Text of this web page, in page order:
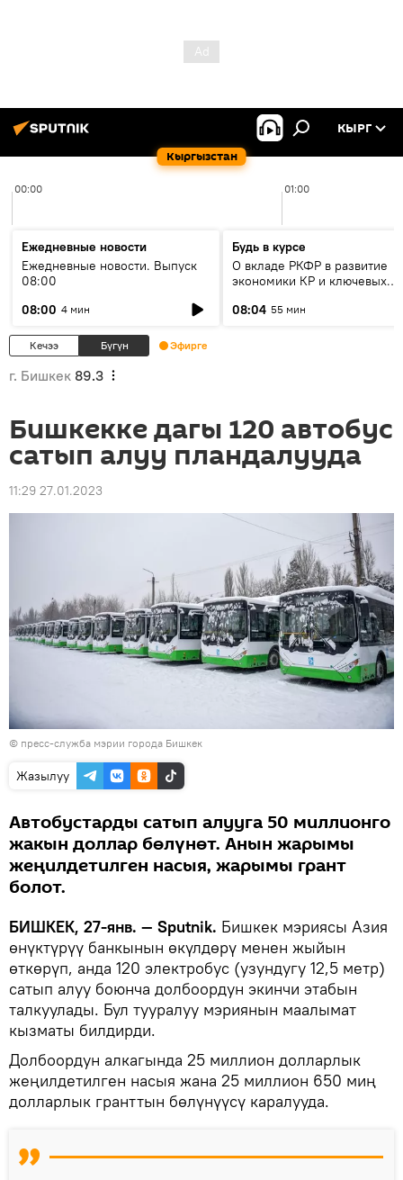
Кыргызстан
КЫРГ
00:00 01:00
Ежедневные новости
Ежедневные новости. Выпуск
08:00
08:00 4 мин
Будь в курсе
О вкладе РКФР в развитие
экономики КР и ключевых
08:04 55 мин
Кечээ Бүгүн Эфирге
г. Бишкек 89.3
Бишкекке дагы 120 автобус
сатып алуу пландалууда
11:29 27.01.2023
© пресс-служба мэрии города Бишкек
Жазылуу
Автобустарды сатып алууга 50 миллионго
жакын доллар бөлүнөт. Анын жарымы
жеңилдетилген насыя, жарымы грант
болот.
БИШКЕК, 27-янв. — Sputnik. Бишкек мэриясы Азия
өнүктүрүү банкынын өкүлдөрү менен жыйын
өткөрүп, анда 120 электробус (узундугу 12,5 метр)
сатып алуу боюнча долбоордун экинчи этабын
талкуулады. Бул тууралуу мэриянын маалымат
кызматы билдирди.
Долбоордун алкагында 25 миллион долларлык
жеңилдетилген насыя жана 25 миллион 650 миң
долларлык гранттын бөлүнүүсү каралууда.